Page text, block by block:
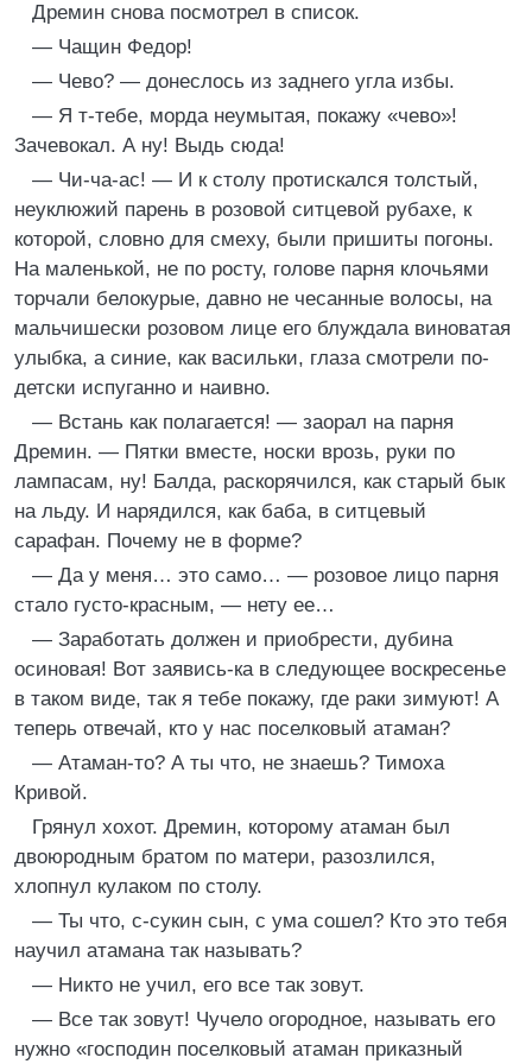
Дремин снова посмотрел в список.
— Чащин Федор!
— Чево? — донеслось из заднего угла избы.
— Я т-тебе, морда неумытая, покажу «чево»!
Зачевокал. А ну! Выдь сюда!
— Чи-ча-ас! — И к столу протискался толстый,
неуклюжий парень в розовой ситцевой рубахе, к
которой, словно для смеху, были пришиты погоны.
На маленькой, не по росту, голове парня клочьями
торчали белокурые, давно не чесанные волосы, на
мальчишески розовом лице его блуждала виноватая
улыбка, а синие, как васильки, глаза смотрели по-
детски испуганно и наивно.
— Встань как полагается! — заорал на парня
Дремин. — Пятки вместе, носки врозь, руки по
лампасам, ну! Балда, раскорячился, как старый бык
на льду. И нарядился, как баба, в ситцевый
сарафан. Почему не в форме?
— Да у меня… это само… — розовое лицо парня
стало густо-красным, — нету ее…
— Заработать должен и приобрести, дубина
осиновая! Вот заявись-ка в следующее воскресенье
в таком виде, так я тебе покажу, где раки зимуют! А
теперь отвечай, кто у нас поселковый атаман?
— Атаман-то? А ты что, не знаешь? Тимоха
Кривой.
Грянул хохот. Дремин, которому атаман был
двоюродным братом по матери, разозлился,
хлопнул кулаком по столу.
— Ты что, с-сукин сын, с ума сошел? Кто это тебя
научил атамана так называть?
— Никто не учил, его все так зовут.
— Все так зовут! Чучело огородное, называть его
нужно «господин поселковый атаман приказный